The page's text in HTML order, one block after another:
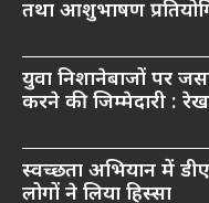
तथा आशुभाषण
युवा निशानेबाजों पर
करने की जिम्मेदारी :
स्वच्छता अभियान में
लोगों ने लिया हिस्सा